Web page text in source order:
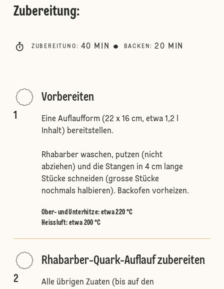
Zubereitung:
ZUBEREITUNG : 40 MIN BACKEN : 20 MIN
1
Vorbereiten
Eine Auflaufform (22 x 16 cm, etwa 1,2 l
Inhalt) bereitstellen.
Rhabarber waschen, putzen (nicht
abziehen) und die Stangen in 4 cm lange
Stücke schneiden (grosse Stücke
nochmals halbieren). Backofen vorheizen.
Ober- und Unterhitze: etwa 220 °C
Heissluft: etwa 200 °C
2
Rhabarber-Quark-Auflauf zubereiten
Alle übrigen Zuaten (bis auf den